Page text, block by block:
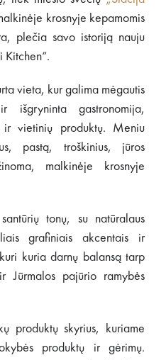
krosnyje kepamomis
plečia savo istoriją nauju
Kitchen“.
vieta, kur galima mėgautis
išgryninta gastronomija,
ir vietinių produktų. Meniu
pastą, troškinius, jūros
malkinėje krosnyje
tonų, su natūralaus
grafiniais akcentais ir
kuria darnų balansą tarp
Jūrmalos pajūrio ramybės
produktų skyrius, kuriame
produktų ir gėrimų.